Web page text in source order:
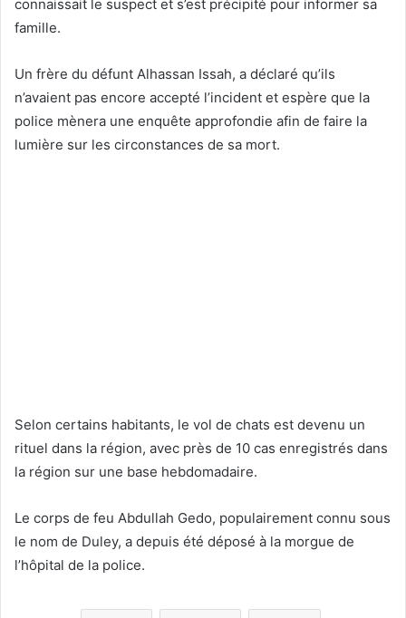
connaissait le suspect et s’est précipité pour informer sa
famille.
Un frère du défunt Alhassan Issah, a déclaré qu’ils
n’avaient pas encore accepté l’incident et espère que la
police mènera une enquête approfondie afin de faire la
lumière sur les circonstances de sa mort.
Selon certains habitants, le vol de chats est devenu un
rituel dans la région, avec près de 10 cas enregistrés dans
la région sur une base hebdomadaire.
Le corps de feu Abdullah Gedo, populairement connu sous
le nom de Duley, a depuis été déposé à la morgue de
l’hôpital de la police.